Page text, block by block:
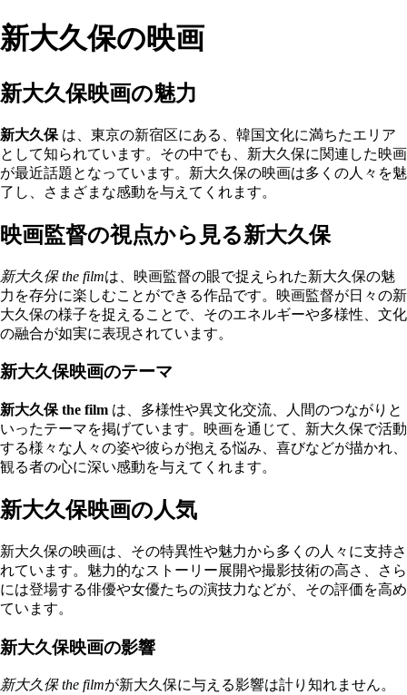
新大久保の映画
新大久保映画の魅力
新大久保 は、東京の新宿区にある、韓国文化に満ちたエリア
として知られています。その中でも、新大久保に関連した映画
が最近話題となっています。新大久保の映画は多くの人々を魅
了し、さまざまな感動を与えてくれます。
映画監督の視点から見る新大久保
新大久保 the filmは、映画監督の眼で捉えられた新大久保の魅
力を存分に楽しむことができる作品です。映画監督が日々の新
大久保の様子を捉えることで、そのエネルギーや多様性、文化
の融合が如実に表現されています。
新大久保映画のテーマ
新大久保 the film は、多様性や異文化交流、人間のつながりと
いったテーマを掲げています。映画を通じて、新大久保で活動
する様々な人々の姿や彼らが抱える悩み、喜びなどが描かれ、
観る者の心に深い感動を与えてくれます。
新大久保映画の人気
新大久保の映画は、その特異性や魅力から多くの人々に支持さ
れています。魅力的なストーリー展開や撮影技術の高さ、さら
には登場する俳優や女優たちの演技力などが、その評価を高め
ています。
新大久保映画の影響
新大久保 the filmが新大久保に与える影響は計り知れません。